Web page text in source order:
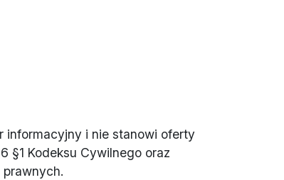
informacyjny i nie stanowi oferty
§1 Kodeksu Cywilnego oraz
prawnych.